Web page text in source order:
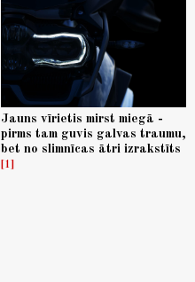
Jauns vīrietis mirst miegā -
pirms tam guvis galvas traumu,
bet no slimnīcas ātri izrakstīts
1